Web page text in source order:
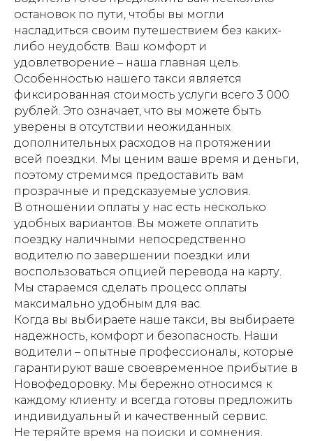
остановок по пути, чтобы вы могли
насладиться своим путешествием без каких-
либо неудобств. Ваш комфорт и
удовлетворение – наша главная цель.
Особенностью нашего такси является
фиксированная стоимость услуги всего 3 000
рублей. Это означает, что вы можете быть
уверены в отсутствии неожиданных
дополнительных расходов на протяжении
всей поездки. Мы ценим ваше время и деньги,
поэтому стремимся предоставить вам
прозрачные и предсказуемые условия.
В отношении оплаты у нас есть несколько
удобных вариантов. Вы можете оплатить
поездку наличными непосредственно
водителю по завершении поездки или
воспользоваться опцией перевода на карту.
Мы стараемся сделать процесс оплаты
максимально удобным для вас.
Когда вы выбираете наше такси, вы выбираете
надежность, комфорт и безопасность. Наши
водители – опытные профессионалы, которые
гарантируют ваше своевременное прибытие в
Новофедоровку. Мы бережно относимся к
каждому клиенту и всегда готовы предложить
индивидуальный и качественный сервис.
Не теряйте время на поиски и сомнения.